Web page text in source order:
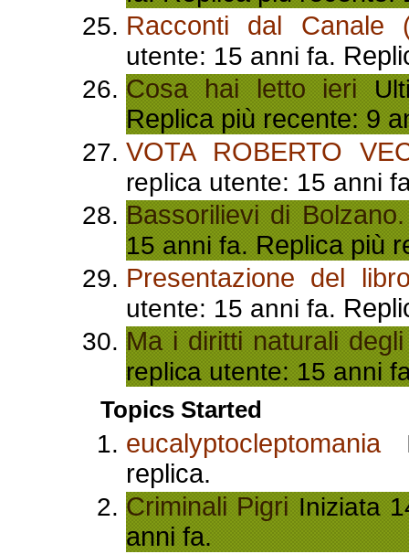
Racconti dal Canale
utente: 15 anni fa.
Cosa hai letto ieri
Replica più recente: 9
VOTA ROBERTO
replica utente: 15 anni
Bassorilievi di
15 anni fa. Replica più
Presentazione del
utente: 15 anni fa.
Ma i diritti naturali
replica utente: 15 anni
Topics Started
eucalyptocleptomania
replica.
Criminali Pigri Iniziata
anni fa.